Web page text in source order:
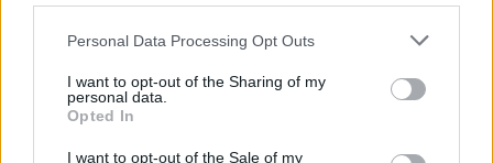
Personal Data Processing Opt Outs
I want to opt-out of the Sharing of my
personal data.
Opted In
I want to opt-out of the Sale of my
Δυνατό ύψος γυναικών στο «γκαλά» στη Φιλοθέη